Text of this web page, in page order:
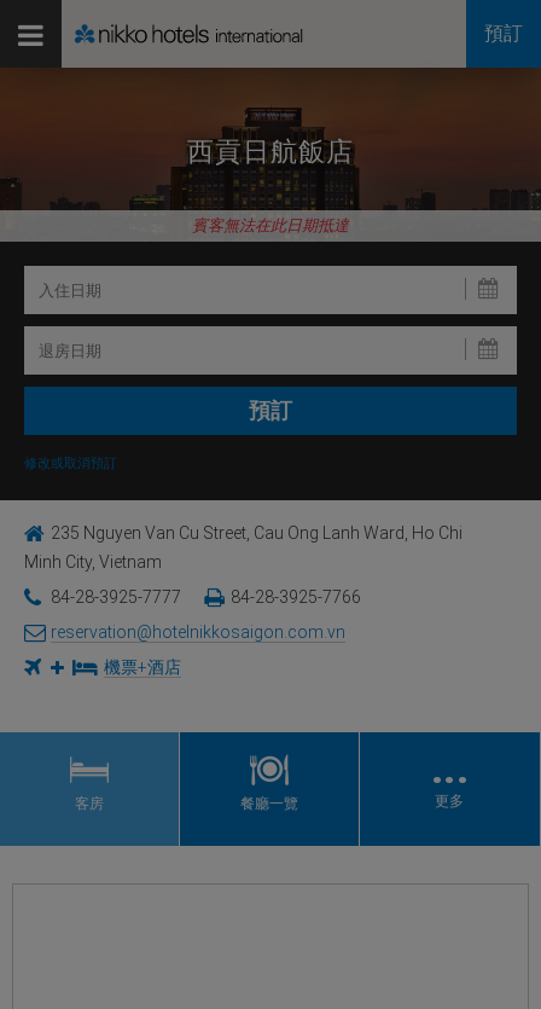
預訂
西貢日航飯店
賓客無法在此日期抵達
修改或取消預訂
235 Nguyen Van Cu Street, Cau Ong Lanh Ward, Ho Chi
Minh City, Vietnam
84-28-3925-7777
84-28-3925-7766
reservation@hotelnikkosaigon.com.vn
機票+酒店
客房 餐廳一覽
…
更多